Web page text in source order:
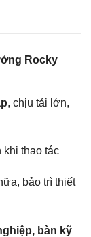
Rocky
, chịu tải lớn,
khi thao tác
bảo trì thiết
bàn kỹ